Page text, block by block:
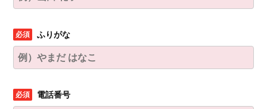
ふりがな
電話番号